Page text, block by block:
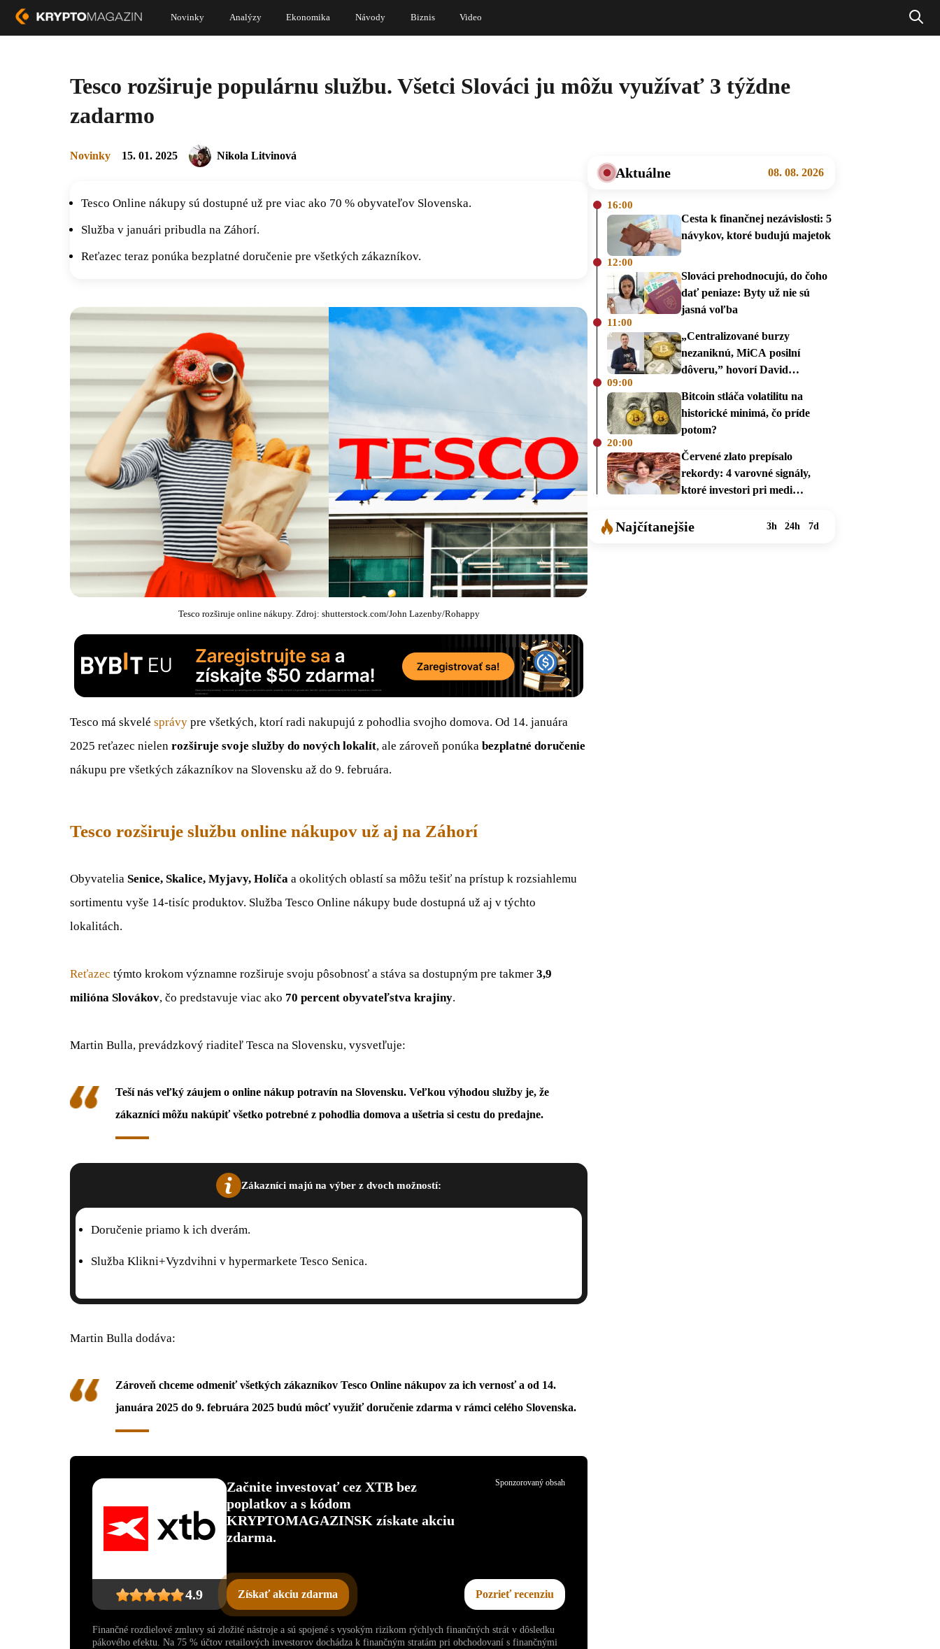
Novinky Analýzy Ekonomika Návody Biznis Video
Tesco rozširuje populárnu službu. Všetci Slováci ju môžu využívať 3 týždne
zadarmo
Novinky 15. 01. 2025 Nikola Litvinová
Tesco Online nákupy sú dostupné už pre viac ako 70 % obyvateľov Slovenska.
Služba v januári pribudla na Záhorí.
Reťazec teraz ponúka bezplatné doručenie pre všetkých zákazníkov.
Tesco rozširuje online nákupy. Zdroj: shutterstock.com/John Lazenby/Rohappy
Tesco má skvelé správy pre všetkých, ktorí radi nakupujú z pohodlia svojho domova. Od 14. januára
2025 reťazec nielen rozširuje svoje služby do nových lokalít, ale zároveň ponúka bezplatné doručenie
nákupu pre všetkých zákazníkov na Slovensku až do 9. februára.
Tesco rozširuje službu online nákupov už aj na Záhorí
Obyvatelia Senice, Skalice, Myjavy, Holíča a okolitých oblastí sa môžu tešiť na prístup k rozsiahlemu
sortimentu vyše 14-tisíc produktov. Služba Tesco Online nákupy bude dostupná už aj v týchto
lokalitách.
Reťazec týmto krokom významne rozširuje svoju pôsobnosť a stáva sa dostupným pre takmer 3,9
milióna Slovákov, čo predstavuje viac ako 70 percent obyvateľstva krajiny.
Martin Bulla, prevádzkový riaditeľ Tesca na Slovensku, vysvetľuje:
Teší nás veľký záujem o online nákup potravín na Slovensku. Veľkou výhodou služby je, že
zákazníci môžu nakúpiť všetko potrebné z pohodlia domova a ušetria si cestu do predajne.
Zákazníci majú na výber z dvoch možností:
Doručenie priamo k ich dverám.
Služba Klikni+Vyzdvihni v hypermarkete Tesco Senica.
Martin Bulla dodáva:
Zároveň chceme odmeniť všetkých zákazníkov Tesco Online nákupov za ich vernosť a od 14.
januára 2025 do 9. februára 2025 budú môcť využiť doručenie zdarma v rámci celého Slovenska.
4.9
Začnite investovať cez XTB bez
poplatkov a s kódom
KRYPTOMAGAZINSK získate akciu
zdarma.
Získať akciu zdarma Pozrieť recenziu
Sponzorovaný obsah
Finančné rozdielové zmluvy sú zložité nástroje a sú spojené s vysokým rizikom rýchlych finančných strát v dôsledku
pákového efektu. Na 75 % účtov retailových investorov dochádza k finančným stratám pri obchodovaní s finančnými
Aktuálne 08. 08. 2026
16:00
Cesta k finančnej nezávislosti: 5
návykov, ktoré budujú majetok
12:00
Slováci prehodnocujú, do čoho
dať peniaze: Byty už nie sú
jasná voľba
11:00
„Centralizované burzy
nezaniknú, MiCA posilní
dôveru,” hovorí David
09:00
Bitcoin stláča volatilitu na
historické minimá, čo príde
potom?
20:00
Červené zlato prepísalo
rekordy: 4 varovné signály,
ktoré investori pri medi
Najčítanejšie 3h 24h 7d